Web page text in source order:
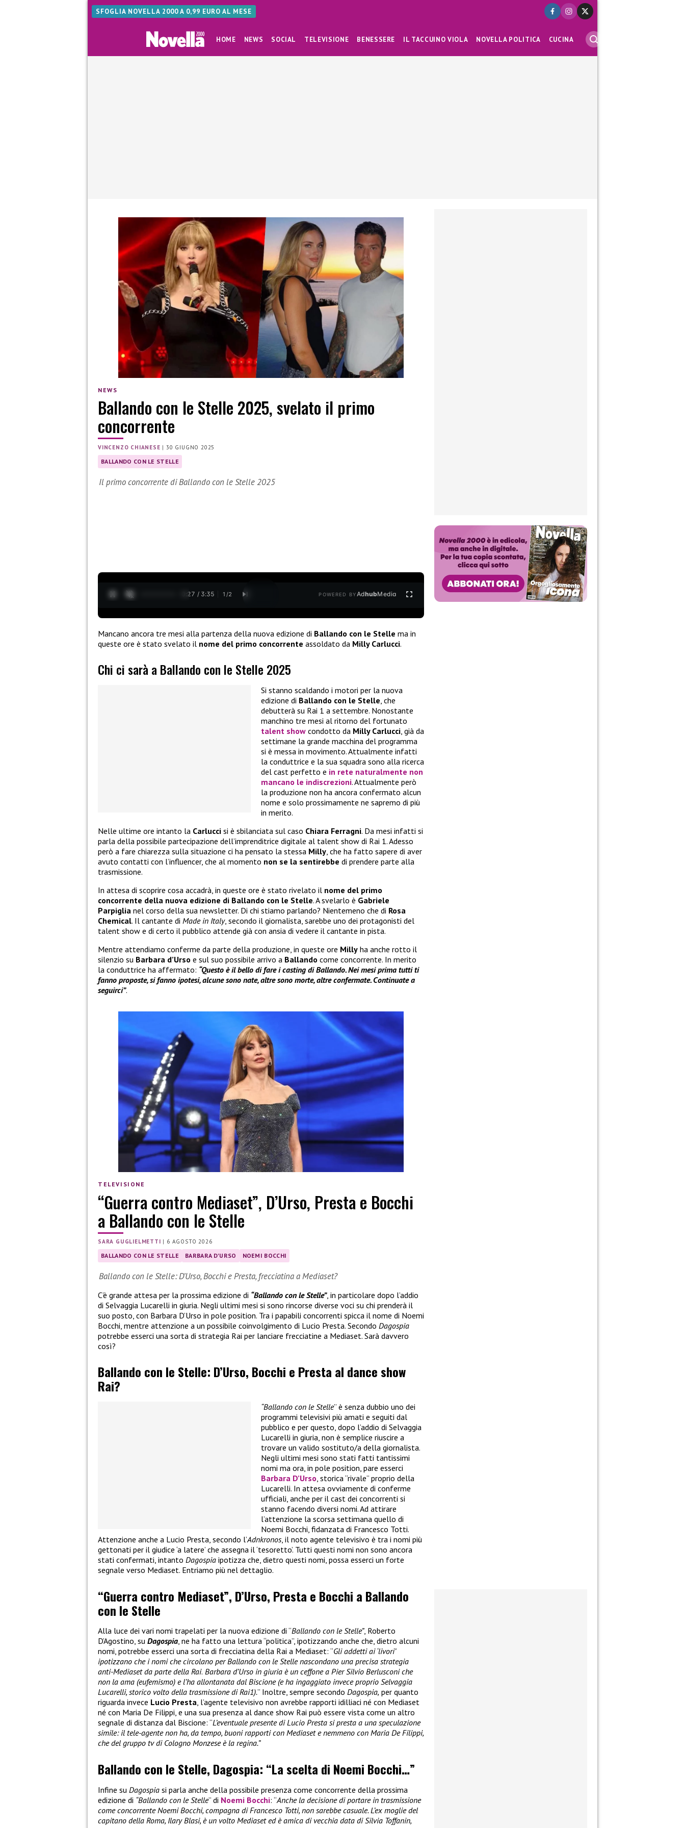
SFOGLIA NOVELLA 2000 A 0,99 EURO AL MESE
HOME NEWS SOCIAL TELEVISIONE BENESSERE IL TACCUINO VIOLA NOVELLA POLITICA CUCINA
NEWS
Ballando con le Stelle 2025, svelato il primo
concorrente
VINCENZO CHIANESE |30 GIUGNO 2025
BALLANDO CON LE STELLE
Il primo concorrente di Ballando con le Stelle 2025
0:28 / 3:35 1 /2 POWERED BYAdhubMedia
Mancano ancora tre mesi alla partenza della nuova edizione di Ballando con le Stelle ma in
queste ore è stato svelato il nome del primo concorrente assoldato da Milly Carlucci.
Chi ci sarà a Ballando con le Stelle 2025
Si stanno scaldando i motori per la nuova
edizione di Ballando con le Stelle, che
debutterà su Rai 1 a settembre. Nonostante
manchino tre mesi al ritorno del fortunato
talent show condotto da Milly Carlucci, già da
settimane la grande macchina del programma
si è messa in movimento. Attualmente infatti
la conduttrice e la sua squadra sono alla ricerca
del cast perfetto e in rete naturalmente non
mancano le indiscrezioni. Attualmente però
la produzione non ha ancora confermato alcun
nome e solo prossimamente ne sapremo di più
in merito.
Nelle ultime ore intanto la Carlucci si è sbilanciata sul caso Chiara Ferragni. Da mesi infatti si
parla della possibile partecipazione dell’imprenditrice digitale al talent show di Rai 1. Adesso
però a fare chiarezza sulla situazione ci ha pensato la stessa Milly, che ha fatto sapere di aver
avuto contatti con l’influencer, che al momento non se la sentirebbe di prendere parte alla
trasmissione.
In attesa di scoprire cosa accadrà, in queste ore è stato rivelato il nome del primo
concorrente della nuova edizione di Ballando con le Stelle. A svelarlo è Gabriele
Parpiglia nel corso della sua newsletter. Di chi stiamo parlando? Nientemeno che di Rosa
Chemical. Il cantante di Made in Italy, secondo il giornalista, sarebbe uno dei protagonisti del
talent show e di certo il pubblico attende già con ansia di vedere il cantante in pista.
Mentre attendiamo conferme da parte della produzione, in queste ore Milly ha anche rotto il
silenzio su Barbara d’Urso e sul suo possibile arrivo a Ballando come concorrente. In merito
la conduttrice ha affermato: “Questo è il bello di fare i casting di Ballando. Nei mesi prima tutti ti
fanno proposte, si fanno ipotesi, alcune sono nate, altre sono morte, altre confermate. Continuate a
seguirci”.
TELEVISIONE
“Guerra contro Mediaset”, D’Urso, Presta e Bocchi
a Ballando con le Stelle
SARA GUGLIELMETTI | 6 AGOSTO 2026
BALLANDO CON LE STELLE BARBARA D'URSO NOEMI BOCCHI
Ballando con le Stelle: D’Urso, Bocchi e Presta, frecciatina a Mediaset?
C’è grande attesa per la prossima edizione di “Ballando con le Stelle”, in particolare dopo l’addio
di Selvaggia Lucarelli in giuria. Negli ultimi mesi si sono rincorse diverse voci su chi prenderà il
suo posto, con Barbara D’Urso in pole position. Tra i papabili concorrenti spicca il nome di Noemi
Bocchi, mentre attenzione a un possibile coinvolgimento di Lucio Presta. Secondo Dagospia
potrebbe esserci una sorta di strategia Rai per lanciare frecciatine a Mediaset. Sarà davvero
così?
Ballando con le Stelle: D’Urso, Bocchi e Presta al dance show
Rai?
“Ballando con le Stelle” è senza dubbio uno dei
programmi televisivi più amati e seguiti dal
pubblico e per questo, dopo l’addio di Selvaggia
Lucarelli in giuria, non è semplice riuscire a
trovare un valido sostituto/a della giornalista.
Negli ultimi mesi sono stati fatti tantissimi
nomi ma ora, in pole position, pare esserci
Barbara D’Urso, storica “rivale” proprio della
Lucarelli. In attesa ovviamente di conferme
ufficiali, anche per il cast dei concorrenti si
stanno facendo diversi nomi. Ad attirare
l’attenzione la scorsa settimana quello di
Noemi Bocchi, fidanzata di Francesco Totti.
Attenzione anche a Lucio Presta, secondo l’Adnkronos, il noto agente televisivo è tra i nomi più
gettonati per il giudice ‘a latere’ che assegna il ‘tesoretto’. Tutti questi nomi non sono ancora
stati confermati, intanto Dagospia ipotizza che, dietro questi nomi, possa esserci un forte
segnale verso Mediaset. Entriamo più nel dettaglio.
“Guerra contro Mediaset”, D’Urso, Presta e Bocchi a Ballando
con le Stelle
Alla luce dei vari nomi trapelati per la nuova edizione di “Ballando con le Stelle”, Roberto
D’Agostino, su Dagospia, ne ha fatto una lettura “politica”, ipotizzando anche che, dietro alcuni
nomi, potrebbe esserci una sorta di frecciatina della Rai a Mediaset: “Gli addetti ai ‘livori’
ipotizzano che i nomi che circolano per Ballando con le Stelle nascondano una precisa strategia
anti-Mediaset da parte della Rai. Barbara d’Urso in giuria è un ceffone a Pier Silvio Berlusconi che
non la ama (eufemismo) e l’ha allontanata dal Biscione (e ha ingaggiato invece proprio Selvaggia
Lucarelli, storico volto della trasmissione di Rai1).” Inoltre, sempre secondo Dagospia, per quanto
riguarda invece Lucio Presta, l’agente televisivo non avrebbe rapporti idilliaci né con Mediaset
né con Maria De Filippi, e una sua presenza al dance show Rai può essere vista come un altro
segnale di distanza dal Biscione: “L’eventuale presente di Lucio Presta si presta a una speculazione
simile: il tele-agente non ha, da tempo, buoni rapporti con Mediaset e nemmeno con Maria De Filippi,
che del gruppo tv di Cologno Monzese è la regina.”
Ballando con le Stelle, Dagospia: “La scelta di Noemi Bocchi…”
Infine su Dagospia si parla anche della possibile presenza come concorrente della prossima
edizione di “Ballando con le Stelle” di Noemi Bocchi: “Anche la decisione di portare in trasmissione
come concorrente Noemi Bocchi, compagna di Francesco Totti, non sarebbe casuale. L’ex moglie del
capitano della Roma, Ilary Blasi, è un volto Mediaset ed è amica di vecchia data di Silvia Toffanin,